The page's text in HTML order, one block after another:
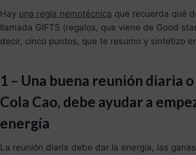
Hay una regla nemotécnica que recuerda qué
llamada GIFTS (regalos, que viene de Good
decir, cinco puntos, que te resumo y sintetizo
1 – Una buena reunión diaria
Cola Cao, debe ayudar a
energía
La reunión diaria debe dar la energía, las